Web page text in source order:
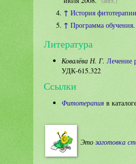
↑ История фитотерапии
↑ Программа обучения
Литература
Ковалёва Н. Г. Лечение
УДК-615.322
Ссылки
Фитотерапия в
Это заготовка